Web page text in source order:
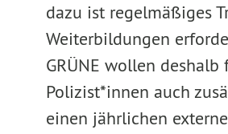
dazu ist regelmäßiges
Weiterbildungen
GRÜNE wollen deshalb
Polizist*innen auch
einen jährlichen